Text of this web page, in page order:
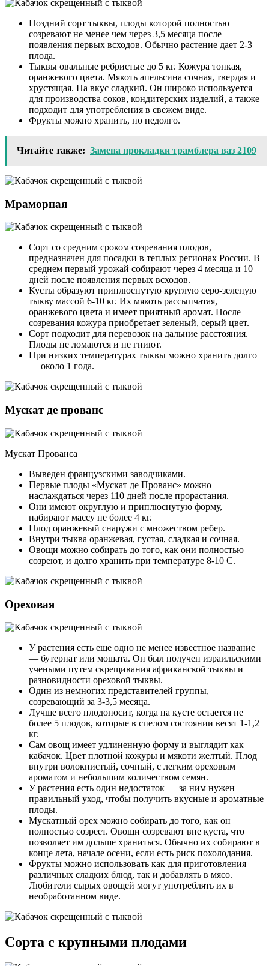
Поздний сорт тыквы, плоды которой полностью
созревают не менее чем через 3,5 месяца после
появления первых всходов. Обычно растение дает 2-3
плода.
Тыквы овальные ребристые до 5 кг. Кожура тонкая,
оранжевого цвета. Мякоть апельсина сочная, твердая и
хрустящая. На вкус сладкий. Он широко используется
для производства соков, кондитерских изделий, а также
подходит для употребления в свежем виде.
Фрукты можно хранить, но недолго.
Читайте также: Замена прокладки трамблера ваз 2109
Мраморная
Сорт со средним сроком созревания плодов,
предназначен для посадки в теплых регионах России. В
среднем первый урожай собирают через 4 месяца и 10
дней после появления первых всходов.
Кусты образуют приплюснутую круглую серо-зеленую
тыкву массой 6-10 кг. Их мякоть рассыпчатая,
оранжевого цвета и имеет приятный аромат. После
созревания кожура приобретает зеленый, серый цвет.
Сорт подходит для перевозок на дальние расстояния.
Плоды не ломаются и не гниют.
При низких температурах тыквы можно хранить долго
— около 1 года.
Мускат де прованс
Мускат Прованса
Выведен французскими заводчиками.
Первые плоды «Мускат де Прованс» можно
наслаждаться через 110 дней после прорастания.
Они имеют округлую и приплюснутую форму,
набирают массу не более 4 кг.
Плод оранжевый снаружи с множеством ребер.
Внутри тыква оранжевая, густая, сладкая и сочная.
Овощи можно собирать до того, как они полностью
созреют, и долго хранить при температуре 8-10 С.
Ореховая
У растения есть еще одно не менее известное название
— бутернат или мошата. Он был получен израильскими
учеными путем скрещивания африканской тыквы и
разновидности ореховой тыквы.
Один из немногих представителей группы,
созревающий за 3-3,5 месяца.
Лучше всего плодоносит, когда на кусте остается не
более 5 плодов, которые в спелом состоянии весят 1-1,2
кг.
Сам овощ имеет удлиненную форму и выглядит как
кабачок. Цвет плотной кожуры и мякоти желтый. Плод
внутри волокнистый, сочный, с легким ореховым
ароматом и небольшим количеством семян.
У растения есть один недостаток — за ним нужен
правильный уход, чтобы получить вкусные и ароматные
плоды.
Мускатный орех можно собирать до того, как он
полностью созреет. Овощи созревают вне куста, что
позволяет им дольше храниться. Обычно их собирают в
конце лета, начале осени, если есть риск похолодания.
Фрукты можно использовать как для приготовления
различных сладких блюд, так и добавлять в мясо.
Любители сырых овощей могут употреблять их в
необработанном виде.
Сорта с крупными плодами